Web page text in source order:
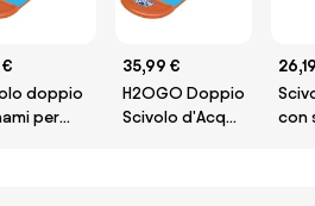
€
doppio
per
35,99 €
H2OGO Doppio
Scivolo d'Acqua
con